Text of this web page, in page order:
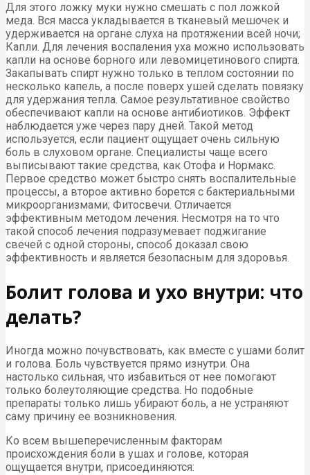
Для этого ложку муки нужно смешать с пол ложкой
меда. Вся масса укладывается в тканевый мешочек и
удерживается на органе слуха на протяжении всей ночи;
Капли. Для лечения воспаления уха можно использовать
капли на основе борного или левомицетинового спирта.
Закапывать спирт нужно только в теплом состоянии по
несколько капель, а после поверх ушей сделать повязку
для удержания тепла. Самое результативное свойство
обеспечивают капли на основе антибиотиков. Эффект
наблюдается уже через пару дней. Такой метод
используется, если пациент ощущает очень сильную
боль в слуховом органе. Специалисты чаще всего
выписывают такие средства, как Отофа и Нормакс.
Первое средство может быстро снять воспалительные
процессы, а второе активно борется с бактериальными
микроорганизмами; Фитосвечи. Отличается
эффективным методом лечения. Несмотря на то что
такой способ лечения подразумевает поджигание
свечей с одной стороны, способ доказал свою
эффективность и является безопасным для здоровья.
Болит голова и ухо внутри: что
делать?
Иногда можно почувствовать, как вместе с ушами болит
и голова. Боль чувствуется прямо изнутри. Она
настолько сильная, что избавиться от нее помогают
только болеутоляющие средства. Но подобные
препараты только лишь убирают боль, а не устраняют
саму причину ее возникновения.
Ко всем вышеперечисленным факторам
происхождения боли в ушах и голове, которая
ощущается внутри, присоединяются: